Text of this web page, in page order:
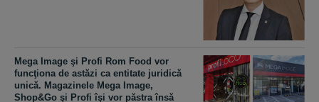
Mega Image şi Profi Rom Food vor
funcţiona de astăzi ca entitate juridică
unică. Magazinele Mega Image,
Shop&Go şi Profi îşi vor păstra însă